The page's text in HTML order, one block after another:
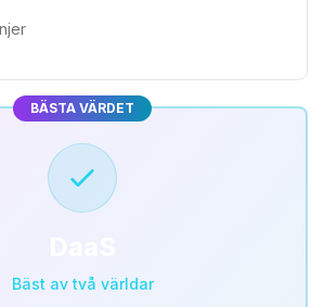
BÄSTA VÄRDET
Bäst av två världar